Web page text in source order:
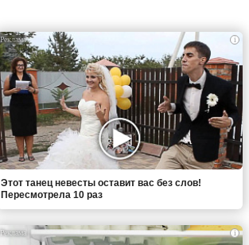
i
Этот танец невесты оставит вас без слов!
Пересмотрела 10 раз
i